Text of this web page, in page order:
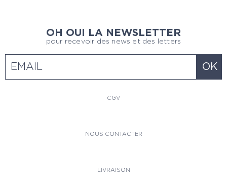
OH OUI LA NEWSLETTER
pour recevoir des news et des letters
CGV
NOUS CONTACTER
LIVRAISON